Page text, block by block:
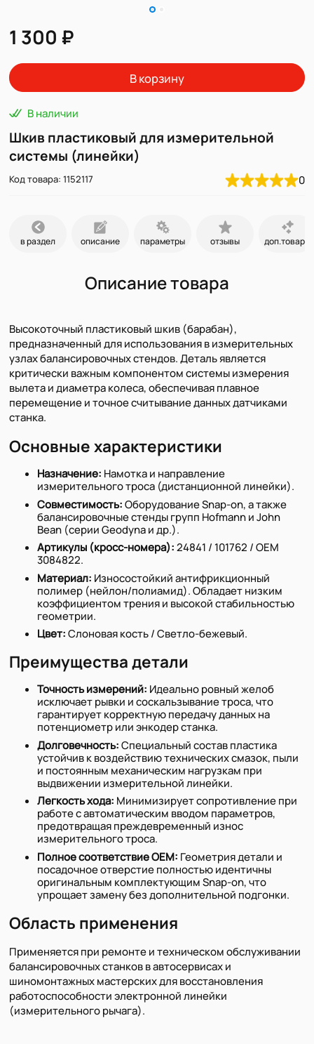
1 300 ₽
В корзину
В наличии
Шкив пластиковый для измерительной
системы (линейки)
Код товара: 1152117 0
в раздел описание параметры отзывы доп.товары
Описание товара
Высокоточный пластиковый шкив (барабан),
предназначенный для использования в измерительных
узлах балансировочных стендов. Деталь является
критически важным компонентом системы измерения
вылета и диаметра колеса, обеспечивая плавное
перемещение и точное считывание данных датчиками
станка.
Основные характеристики
Назначение: Намотка и направление
измерительного троса (дистанционной линейки).
Совместимость:Оборудование Snap-on, а также
балансировочные стенды групп Hofmann и John
Bean (серии Geodyna и др.).
Артикулы (кросс-номера):24841 / 101762 / OEM
3084822.
Материал: Износостойкий антифрикционный
полимер (нейлон/полиамид). Обладает низким
коэффициентом трения и высокой стабильностью
геометрии.
Цвет:Слоновая кость / Светло-бежевый.
Преимущества детали
Точность измерений: Идеально ровный желоб
исключает рывки и соскальзывание троса, что
гарантирует корректную передачу данных на
потенциометр или энкодер станка.
Долговечность:Специальный состав пластика
устойчив к воздействию технических смазок, пыли
и постоянным механическим нагрузкам при
выдвижении измерительной линейки.
Легкость хода: Минимизирует сопротивление при
работе с автоматическим вводом параметров,
предотвращая преждевременный износ
измерительного троса.
Полное соответствие OEM: Геометрия детали и
посадочное отверстие полностью идентичны
оригинальным комплектующим Snap-on, что
упрощает замену без дополнительной подгонки.
Область применения
Применяется при ремонте и техническом обслуживании
балансировочных станков в автосервисах и
шиномонтажных мастерских для восстановления
работоспособности электронной линейки
(измерительного рычага).